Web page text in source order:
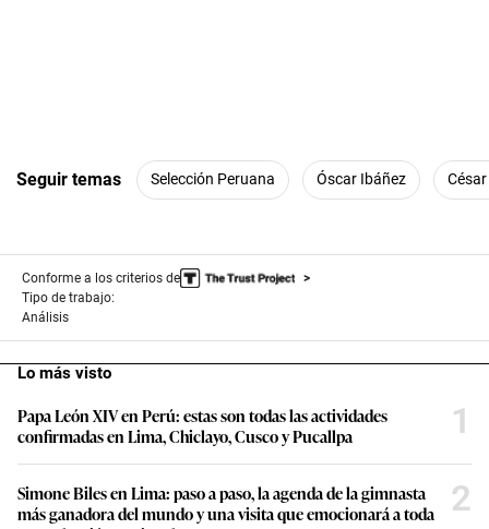
Seguir temas Selección Peruana Óscar Ibáñez
Conforme a los criterios de
Tipo de trabajo:
Análisis
Lo más visto
Papa León XIV en Perú: estas son todas las actividades
confirmadas en Lima, Chiclayo, Cusco y Pucallpa
1
Simone Biles en Lima: paso a paso, la agenda de la gimnasta
más ganadora del mundo y una visita que emocionará a toda
2